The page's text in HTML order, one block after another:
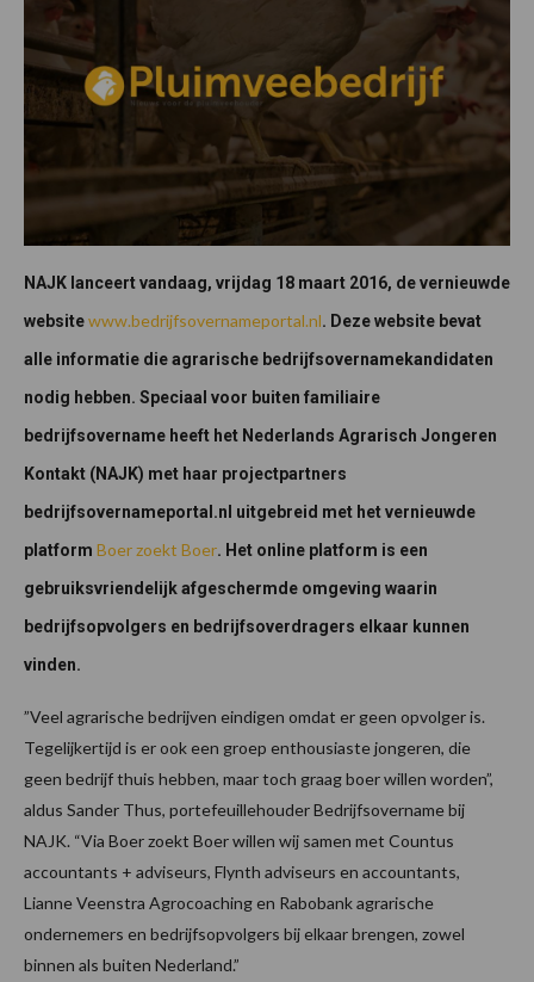
NAJK lanceert vandaag, vrijdag 18 maart 2016, de vernieuwde
websitewww.bedrijfsovernameportal.nl. Deze website bevat
alle informatie die agrarische bedrijfsovernamekandidaten
nodig hebben. Speciaal voor buiten familiaire
bedrijfsovername heeft het Nederlands Agrarisch Jongeren
Kontakt (NAJK) met haar projectpartners
bedrijfsovernameportal.nl uitgebreid met het vernieuwde
platform Boer zoekt Boer. Het online platform is een
gebruiksvriendelijk afgeschermde omgeving waarin
bedrijfsopvolgers en bedrijfsoverdragers elkaar kunnen
vinden.
”Veel agrarische bedrijven eindigen omdat er geen opvolger is.
Tegelijkertijd is er ook een groep enthousiaste jongeren, die
geen bedrijf thuis hebben, maar toch graag boer willen worden”,
aldus Sander Thus, portefeuillehouder Bedrijfsovername bij
NAJK. “Via Boer zoekt Boer willen wij samen met Countus
accountants + adviseurs, Flynth adviseurs en accountants,
Lianne Veenstra Agrocoaching en Rabobank agrarische
ondernemers en bedrijfsopvolgers bij elkaar brengen, zowel
binnen als buiten Nederland.”